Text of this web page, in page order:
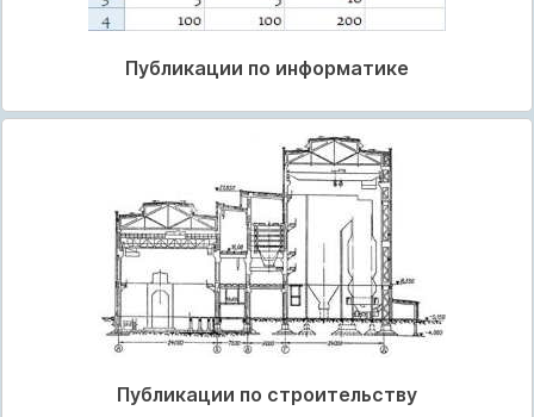
Публикации по информатике
Публикации по строительству